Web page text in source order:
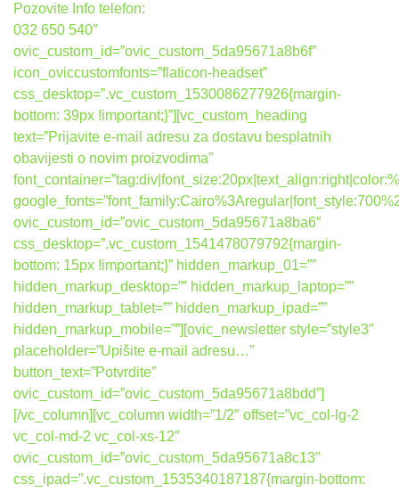
Pozovite Info telefon:
032 650 540″
ovic_custom_id=”ovic_custom_5da95671a8b6f”
icon_oviccustomfonts=”flaticon-headset”
css_desktop=”.vc_custom_1530086277926{margin-
bottom: 39px !important;}”][vc_custom_heading
text=”Prijavite e-mail adresu za dostavu besplatnih
obavijesti o novim proizvodima”
ovic_custom_id=”ovic_custom_5da95671a8ba6″
css_desktop=”.vc_custom_1541478079792{margin-
bottom: 15px !important;}” hidden_markup_01=””
hidden_markup_desktop=”” hidden_markup_laptop=””
hidden_markup_tablet=”” hidden_markup_ipad=””
hidden_markup_mobile=””][ovic_newsletter style=”style3″
placeholder=”Upišite e-mail adresu…”
button_text=”Potvrdite”
ovic_custom_id=”ovic_custom_5da95671a8bdd”]
[/vc_column][vc_column width=”1/2″ offset=”vc_col-lg-2
vc_col-md-2 vc_col-xs-12″
ovic_custom_id=”ovic_custom_5da95671a8c13″
css_ipad=”.vc_custom_1535340187187{margin-bottom: